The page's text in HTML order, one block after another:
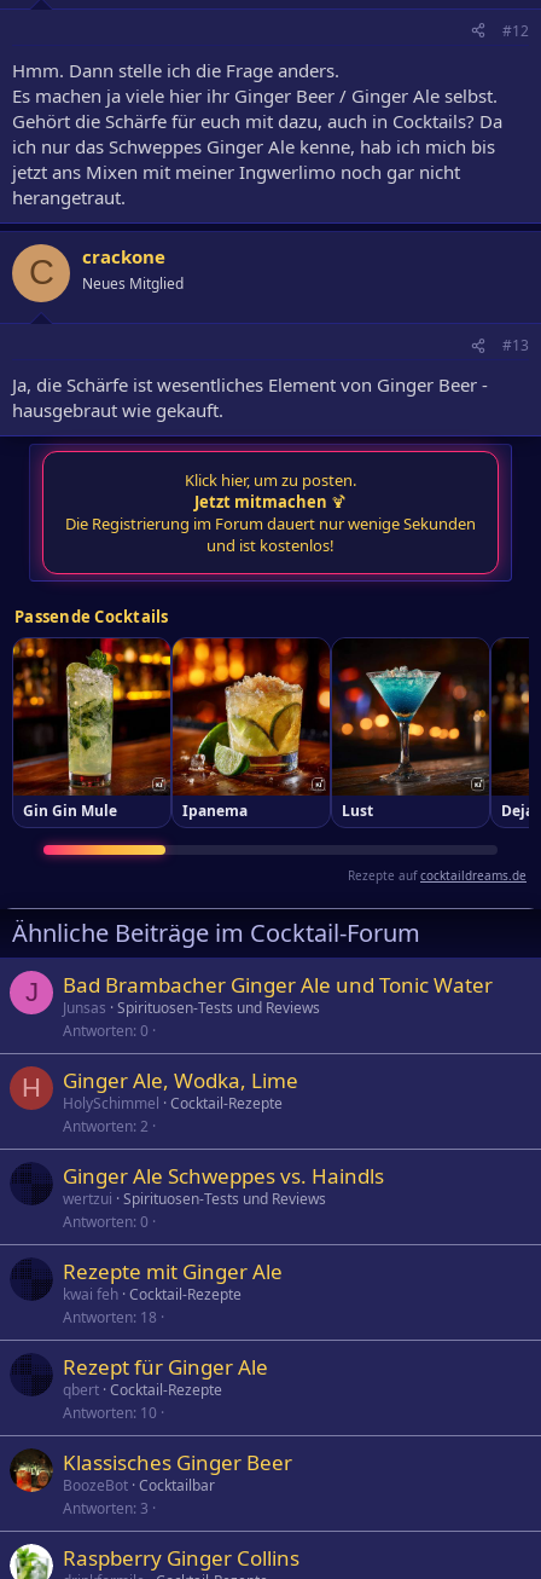
#12
Hmm. Dann stelle ich die Frage anders.
Es machen ja viele hier ihr Ginger Beer / Ginger Ale selbst.
Gehört die Schärfe für euch mit dazu, auch in Cocktails? Da
ich nur das Schweppes Ginger Ale kenne, hab ich mich bis
jetzt ans Mixen mit meiner Ingwerlimo noch gar nicht
herangetraut.
C crackone
Neues Mitglied
#13
Ja, die Schärfe ist wesentliches Element von Ginger Beer -
hausgebraut wie gekauft.
Klick hier, um zu posten.
Jetzt mitmachen 🍹
Die Registrierung im Forum dauert nur wenige Sekunden
und ist kostenlos!
Passende Cocktails
Gin Gin Mule Ipanema Lust Deja
Rezepte aufcocktaildreams.de
Ähnliche Beiträge im Cocktail-Forum
J Bad Brambacher Ginger Ale und Tonic Water
Junsas Spirituosen-Tests und Reviews
Antworten 0
H Ginger Ale, Wodka, Lime
HolySchimmel Cocktail-Rezepte
Antworten 2
Ginger Ale Schweppes vs. Haindls
wertzui Spirituosen-Tests und Reviews
Antworten 0
Rezepte mit Ginger Ale
kwai feh Cocktail-Rezepte
Antworten 18
Rezept für Ginger Ale
qbert Cocktail-Rezepte
Antworten 10
Klassisches Ginger Beer
BoozeBot Cocktailbar
Antworten 3
Raspberry Ginger Collins